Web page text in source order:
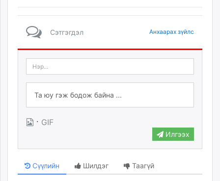
Сэтгэгдэл Анхаарах зүйлс
· GIF
Илгээх
Сүүлийн Шилдэг Таагүй